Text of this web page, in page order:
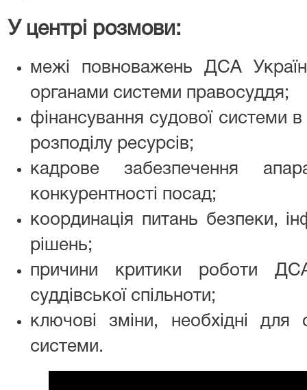
У центрі розмови:
межі повноважень ДСА
органами системи правосуддя;
фінансування судової системи
розподілу ресурсів;
кадрове забезпечення
конкурентності посад;
координація питань безпеки,
рішень;
причини критики роботи
суддівської спільноти;
ключові зміни, необхідні для
системи.